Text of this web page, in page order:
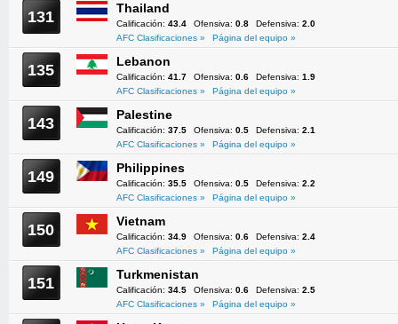
131 Thailand
Calificación: 43.4 Ofensiva: 0.8 Defensiva: 2.0
AFC Clasificaciones »
Página del equipo »
135 Lebanon
Calificación: 41.7 Ofensiva: 0.6 Defensiva: 1.9
AFC Clasificaciones »
Página del equipo »
143 Palestine
Calificación: 37.5 Ofensiva: 0.5 Defensiva: 2.1
AFC Clasificaciones »
Página del equipo »
149 Philippines
Calificación: 35.5 Ofensiva: 0.5 Defensiva: 2.2
AFC Clasificaciones »
Página del equipo »
150 Vietnam
Calificación: 34.9 Ofensiva: 0.6 Defensiva: 2.4
AFC Clasificaciones »
Página del equipo »
151 Turkmenistan
Calificación: 34.5 Ofensiva: 0.6 Defensiva: 2.5
AFC Clasificaciones »
Página del equipo »